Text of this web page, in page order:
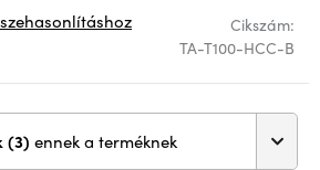
Cikszám:
TA-T100-HCC-B
Egyéb változatok (3) ennek a terméknek